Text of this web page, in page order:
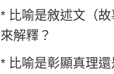
* 比喻是敘述文（
來解釋？
* 比喻是彰顯真理